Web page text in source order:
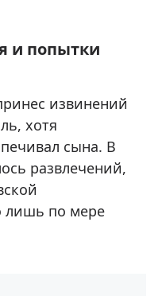
и попытки
извинений
хотя
сына. В
развлечений,
лишь по мере